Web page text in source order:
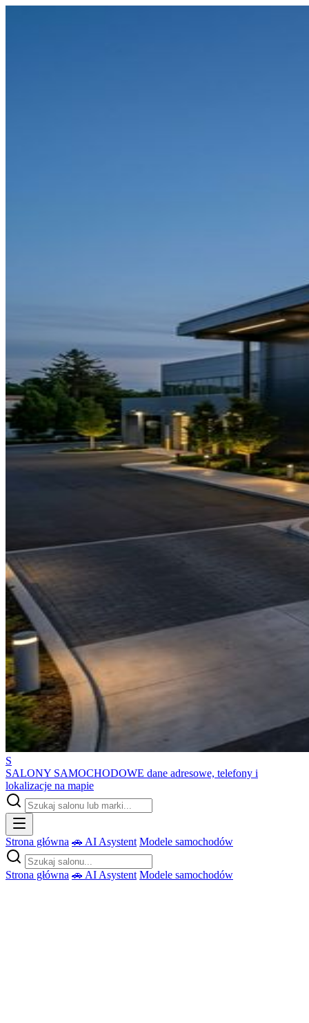
S
SALONY SAMOCHODOWE dane adresowe, telefony i
lokalizacje na mapie
Strona główna 🚗 AI Asystent Modele samochodów
Strona główna 🚗 AI Asystent Modele samochodów